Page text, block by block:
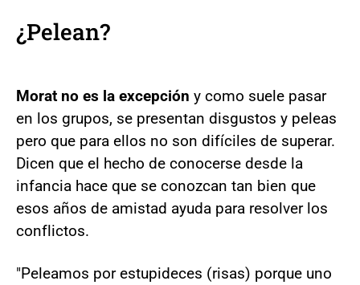
¿Pelean?
Morat no es la excepción y como suele pasar
en los grupos, se presentan disgustos y peleas
pero que para ellos no son difíciles de superar.
Dicen que el hecho de conocerse desde la
infancia hace que se conozcan tan bien que
esos años de amistad ayuda para resolver los
conflictos.
"Peleamos por estupideces (risas) porque uno